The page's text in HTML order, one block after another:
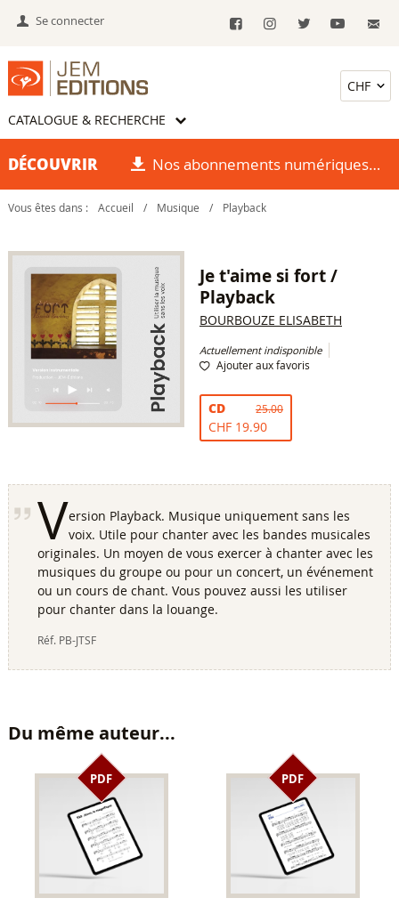
Se connecter
CATALOGUE & RECHERCHE
DÉCOUVRIR Nos abonnements numériques
Vous êtes dans : Accueil / Musique / Playback
Je t'aime si fort /
Playback
BOURBOUZE ELISABETH
Actuellement indisponible
Ajouter aux favoris
CD 25.00
CHF 19.90
Version Playback. Musique uniquement sans les
voix. Utile pour chanter avec les bandes musicales
originales. Un moyen de vous exercer à chanter avec les
musiques du groupe ou pour un concert, un événement
ou un cours de chant. Vous pouvez aussi les utiliser
pour chanter dans la louange.
Réf. PB-JTSF
Du même auteur...
PDF PDF